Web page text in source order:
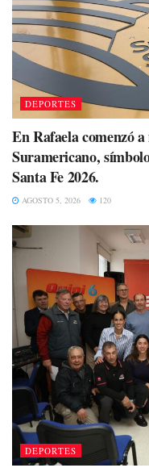
DEPORTES
En Rafaela comenzó
Suramericano,
Santa Fe 2026.
AGOSTO 5, 2026 120
DEPORTES